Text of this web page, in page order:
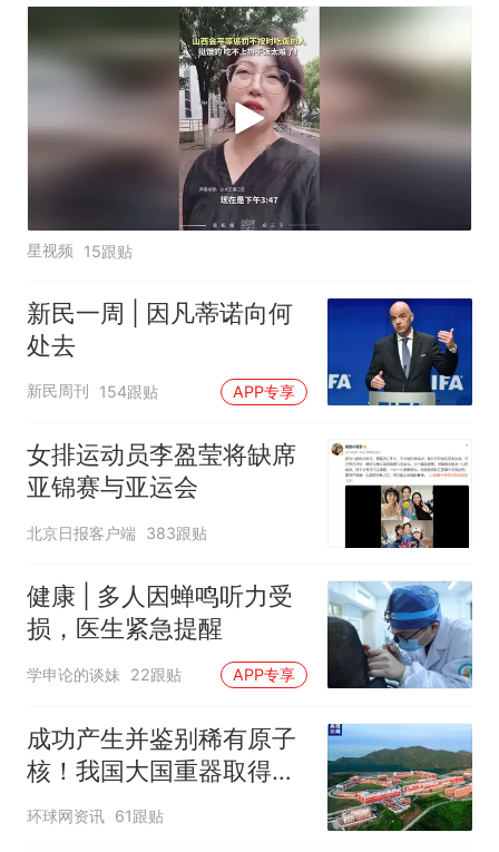
星视频 15跟贴
新民一周 | 因凡蒂诺向何
处去
新民周刊 154跟贴 APP专享
女排运动员李盈莹将缺席
亚锦赛与亚运会
北京日报客户端 383跟贴
健康 | 多人因蝉鸣听力受
损，医生紧急提醒
学申论的谈妹 22跟贴 APP专享
成功产生并鉴别稀有原子
核！我国大国重器取得新
成果
环球网资讯 61跟贴